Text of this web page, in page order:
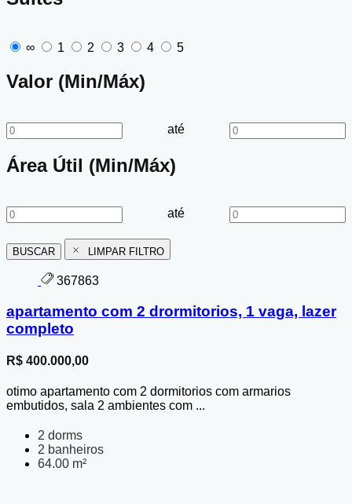
∞ 1 2 3 4 5
Valor (Min/Máx)
até
Área Útil (Min/Máx)
até
BUSCAR LIMPAR FILTRO
367863
apartamento com 2 drormitorios, 1 vaga, lazer
completo
R$ 400.000,00
otimo apartamento com 2 dormitorios com armarios
embutidos, sala 2 ambientes com ...
2 dorms
2 banheiros
64.00 m²